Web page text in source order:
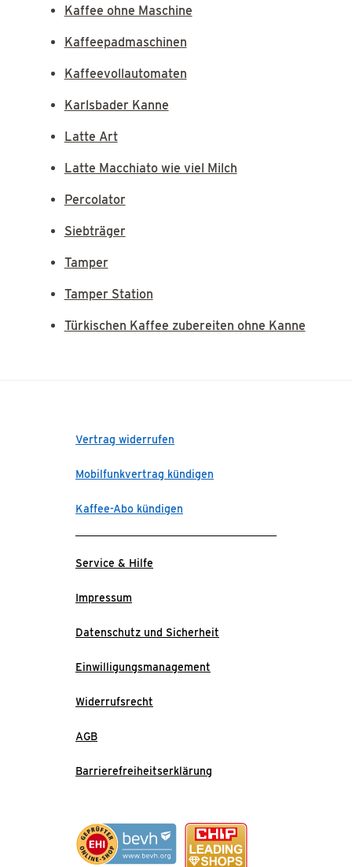
Kaffee ohne Maschine
Kaffeepadmaschinen
Kaffeevollautomaten
Karlsbader Kanne
Latte Art
Latte Macchiato wie viel Milch
Percolator
Siebträger
Tamper
Tamper Station
Türkischen Kaffee zubereiten ohne Kanne
Vertrag widerrufen
Mobilfunkvertrag kündigen
Kaffee-Abo kündigen
Service & Hilfe
Impressum
Datenschutz und Sicherheit
Einwilligungsmanagement
Widerrufsrecht
AGB
Barrierefreiheitserklärung